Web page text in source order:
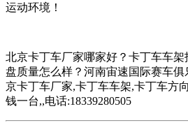
运动环境！
北京卡丁车厂家哪家好？卡丁车车
盘质量怎么样？河南宙速国际赛车
京卡丁车厂家,卡丁车车架,卡丁车方
钱一台,,电话:18339280505